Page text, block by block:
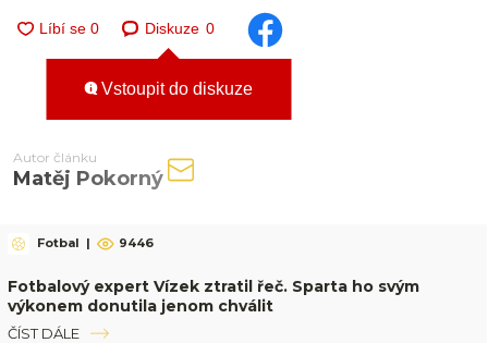
Diskuze 0
Vstoupit do diskuze
Autor článku
Matěj Pokorný
Fotbal | 9446
Fotbalový expert Vízek ztratil řeč. Sparta ho svým
výkonem donutila jenom chválit
ČÍST DÁLE